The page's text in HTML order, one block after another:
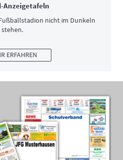
Anzeigetafeln
nicht im Dunkeln
stehen.
ERFAHREN